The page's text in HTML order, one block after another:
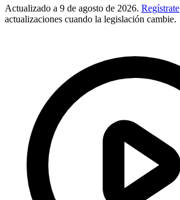
Actualizado a 9 de agosto de 2026. Regístrate
actualizaciones cuando la legislación cambie.